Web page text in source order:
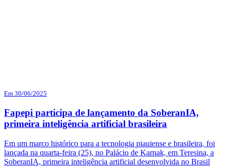
Em 30/06/2025
Fapepi participa de lançamento da SoberanIA,
primeira inteligência artificial brasileira
Em um marco histórico para a tecnologia piauiense e brasileira, foi
lançada na quarta-feira (25), no Palácio de Karnak, em Teresina, a
SoberanIA, primeira inteligência artificial desenvolvida no Brasil